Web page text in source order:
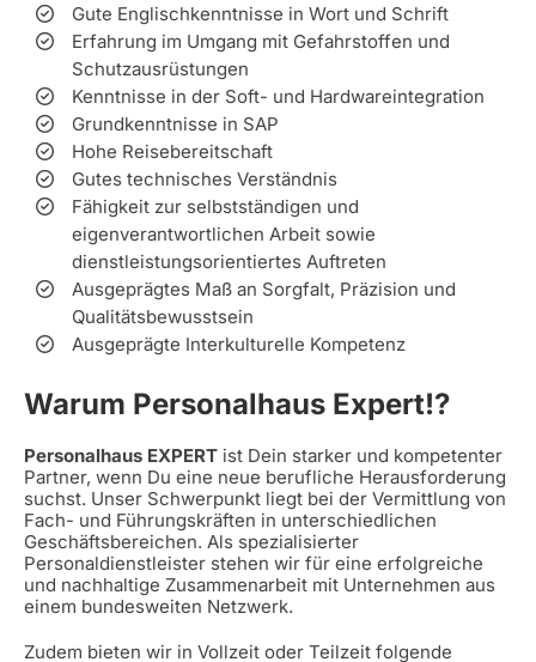
Gute Englischkenntnisse in Wort und Schrift
Erfahrung im Umgang mit Gefahrstoffen und
Schutzausrüstungen
Kenntnisse in der Soft- und Hardwareintegration
Grundkenntnisse in SAP
Hohe Reisebereitschaft
Gutes technisches Verständnis
Fähigkeit zur selbstständigen und
eigenverantwortlichen Arbeit sowie
dienstleistungsorientiertes Auftreten
Ausgeprägtes Maß an Sorgfalt, Präzision und
Qualitätsbewusstsein
Ausgeprägte Interkulturelle Kompetenz
Warum Personalhaus Expert!?
Personalhaus EXPERT ist Dein starker und kompetenter
Partner, wenn Du eine neue berufliche Herausforderung
suchst. Unser Schwerpunkt liegt bei der Vermittlung von
Fach- und Führungskräften in unterschiedlichen
Geschäftsbereichen. Als spezialisierter
Personaldienstleister stehen wir für eine erfolgreiche
und nachhaltige Zusammenarbeit mit Unternehmen aus
einem bundesweiten Netzwerk.
Zudem bieten wir in Vollzeit oder Teilzeit folgende